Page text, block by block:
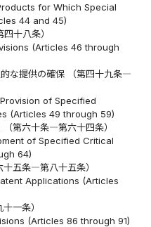
for Which Special
44 and 45)
十八条）
(Articles 46 through
な提供の確保 （第四十九条―
of Specified
(Articles 49 through 59)
第六十条―第六十四条）
of Specified Critical
64)
五条―第八十五条）
Applications (Articles
一条）
(Articles 86 through 91)